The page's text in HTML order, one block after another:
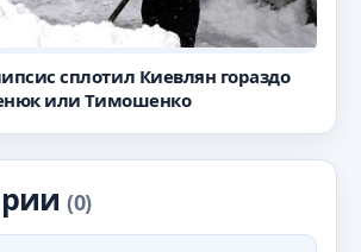
сплотил Киевлян гораздо
или Тимошенко
(0)